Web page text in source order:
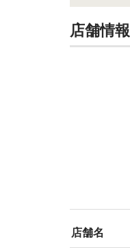
店舗情報
店舗名